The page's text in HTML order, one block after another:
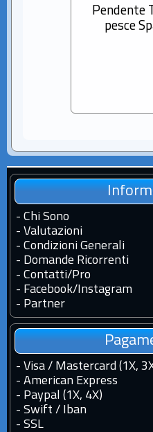
Pendente
pesce
- Chi Sono
- Valutazioni
- Condizioni Generali
- Domande Ricorrenti
- Contatti/Pro
- Facebook/ Instagram
- Partner
- Visa / Mastercard (1X,
- American Express
- Paypal (1X, 4X)
- Swift / Iban
- SSL